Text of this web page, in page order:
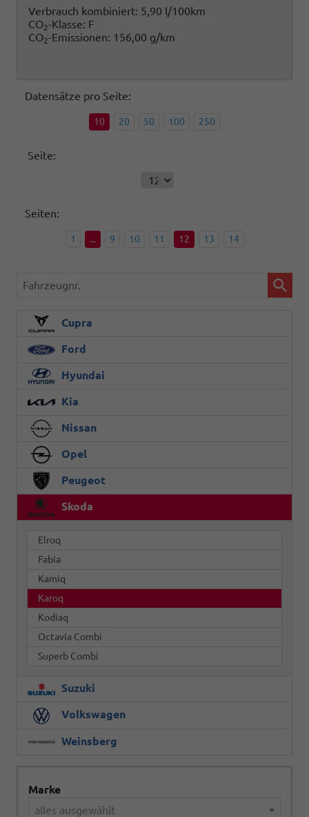
Verbrauch kombiniert: 5,90 l/100km
CO2-Klasse: F
CO2-Emissionen: 156,00 g/km
Datensätze pro Seite:
10 20 50 100 250
Seite:
Seiten:
1 ... 9 10 11 12 13 14
Fahrzeugnr.
Cupra
Ford
Hyundai
Kia
Nissan
Opel
Peugeot
Skoda
Elroq
Fabia
Kamiq
Karoq
Kodiaq
Octavia Combi
Superb Combi
Suzuki
Volkswagen
Weinsberg
Marke
alles ausgewählt